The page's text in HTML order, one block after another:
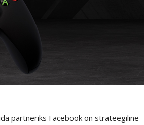
partneriks Facebook on strateegiline